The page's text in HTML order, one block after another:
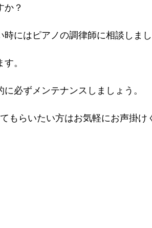
か？
にはピアノの調律師に相談しまし
。
必ずメンテナンスしましょう。
もらいたい方はお気軽にお声掛け